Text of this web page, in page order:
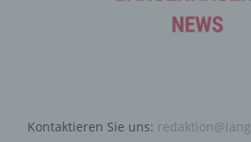
Kontaktieren Sie uns:
Warenkorb gelegt hat, über ein Cookie.
Cookies dauerhaft widersprechen.